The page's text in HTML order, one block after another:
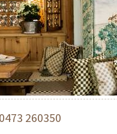
260350